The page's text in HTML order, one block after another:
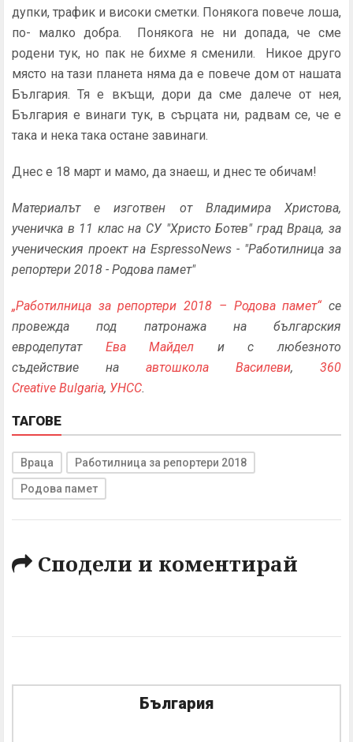
дупки, трафик и високи сметки. Понякога повече лоша,
по- малко добра. Понякога не ни допада, че сме
родени тук, но пак не бихме я сменили. Никое друго
място на тази планета няма да е повече дом от нашата
България. Тя е вкъщи, дори да сме далече от нея,
България е винаги тук, в сърцата ни, радвам се, че е
така и нека така остане завинаги.
Днес е 18 март и мамо, да знаеш, и днес те обичам!
Материалът е изготвен от Владимира Христова,
ученичка в 11 клас на СУ "Христо Ботев" град Враца, за
ученическия проект на EspressoNews - "Работилница за
репортери 2018 - Родова памет"
„Работилница за репортери 2018 – Родова памет“ се
провежда под патронажа на българския
евродепутатЕва Майдел и с любезното
съдействие на автошкола Василеви, 360
Creative Bulgaria, УНСС.
ТАГОВЕ
Враца Работилница за репортери 2018
Родова памет
Сподели и коментирай
България